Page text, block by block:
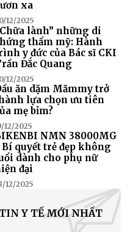
xa
12/2025
lành” những di
thẩm mỹ: Hành
y đức của Bác sĩ CKI
Đắc Quang
12/2025
ăn dặm Mămmy trở
lựa chọn ưu tiên
mẹ bỉm?
12/2025
NMN 38000MG
quyết trẻ đẹp không
dành cho phụ nữ
đại
12/2025
Y TẾ MỚI NHẤT